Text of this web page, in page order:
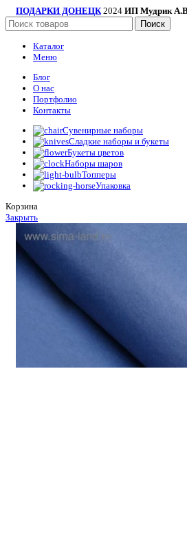
ПОДАРКИ ДОНЕЦК 2024 ИП Мудрик
Поиск
Каталог
Меню
Блог
О нас
Портфолио
Контакты
Сувенирные наборы
Сладкие наборы и букеты
Букеты цветов
Наборы шаров
Топперы
Упаковка
Корзина
Закрыть